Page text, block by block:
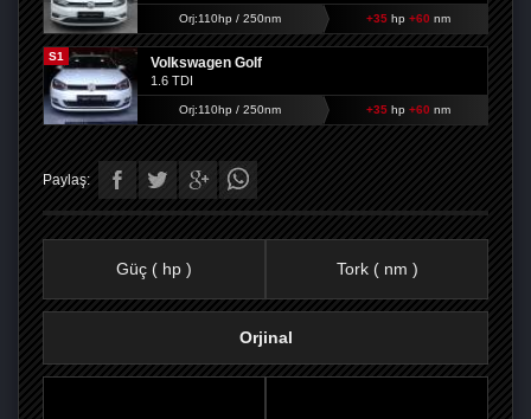
Orj:110hp / 250nm +35hp +60 nm
S1 Volkswagen Golf
1.6 TDI
Orj:110hp / 250nm +35hp +60 nm
Paylaş:
Güç ( hp ) Tork ( nm )
Orjinal